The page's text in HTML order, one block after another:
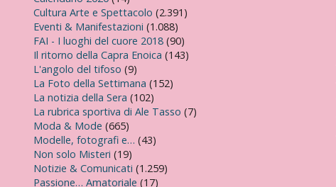
Cultura Arte e Spettacolo (2.391)
Eventi & Manifestazioni (1.088)
FAI - I luoghi del cuore 2018 (90)
Il ritorno della Capra Enoica (143)
L'angolo del tifoso (9)
La Foto della Settimana (152)
La notizia della Sera (102)
La rubrica sportiva di Ale Tasso (7)
Moda & Mode (665)
Modelle, fotografi e… (43)
Non solo Misteri (19)
Notizie & Comunicati (1.259)
Passione… Amatoriale (17)